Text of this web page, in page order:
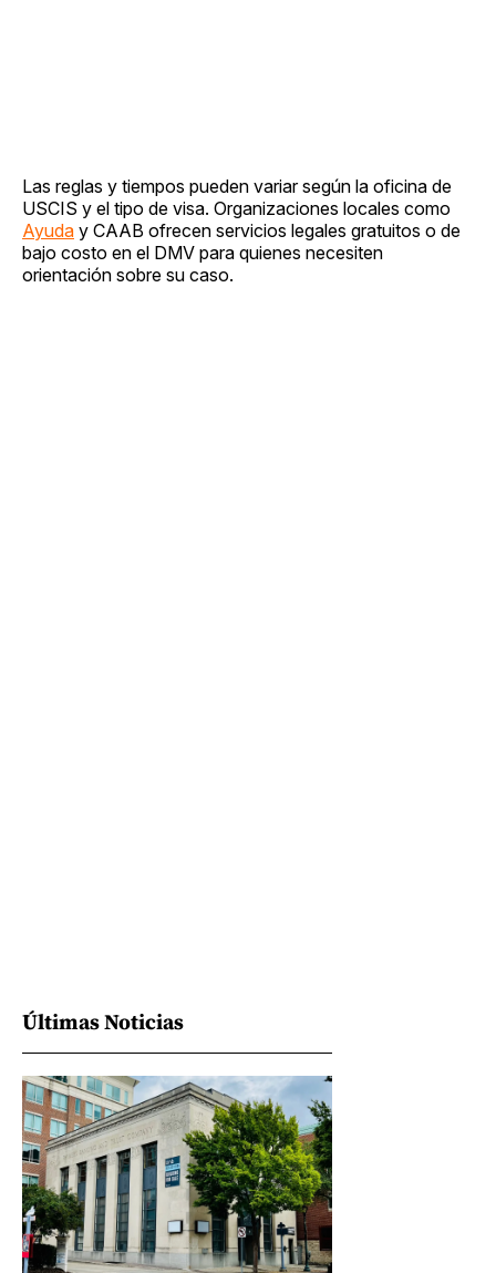
Las reglas y tiempos pueden variar según la oficina de
USCIS y el tipo de visa. Organizaciones locales como
Ayuda y CAAB ofrecen servicios legales gratuitos o de
bajo costo en el DMV para quienes necesiten
orientación sobre su caso.
Últimas Noticias